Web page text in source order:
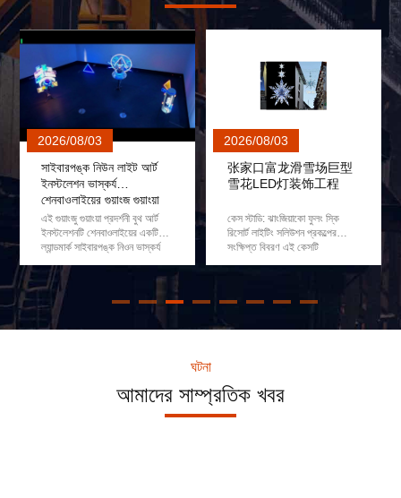
বিল্ডিং অ্যাডাপ্টেবিলিটির জন্য কাস্টমাইজড আলোকিত স্টেইনলেস স্টিল ট্রি আরবর উইথ
স্থাপত্য উদ্যানের জন্য ক্যানোপি সহ বাগান আসবাবপত্র উজ্জ্বল স্টেইনলেস স্টিল গাছ
বড় আউটডোর স্পাইরাল রিং ভাস্কর্য - বাণিজ্যিক ল্যান্ডস্কেপ আলো জন্য রঙ গ্রেডিয়েন্ট
পালিশ করা আয়না পৃষ্ঠ সহ এলইডি আলোকিত স্টেইনলেস স্টিলের ড্যান্ডেলিয়ন ভাস্কর্য
বিমূর্ত ফুলের ভাস্কর্য | আধুনিক স্থাপত্য সজ্জা | স্টেইনলেস স্টিল/অ্যালুমিনিয়াম | স্থপতি
বিমূর্ত ফুলের ভাস্কর্য | আধুনিক স্থাপত্য সজ্জা | স্টেইনলেস স্টিল/অ্যালুমিনিয়াম | স্থপতি
ফ্রস্টেড এলইডি ক্রিসমাস ট্রি ভাস্কর্য - আউটডোর আর্কিটেকচারাল ল্যান্ডস্কেপের জন্য
বিলাসবহুল হোটেল সৌন্দর্যঃ বিলাসবহুল হোটেল স্টেইনলেস স্টীল Arbor একটি অত্যাশ্চর্য
চোখ ধাঁধানো বাণিজ্যিক কেন্দ্রের স্টেইনলেস স্টিলের ভাস্কর্য: শপিং মলের জন্য সেরা
জমকালো আউটডোর তুষারপাত লাইট ক্রিসমাস সজ্জা - ভবনের বাহ্যিক সম্মুখভাগের জন্য
03
নিউন লাইট আর্ট
ভাস্কর্য
গুয়াংজু গুয়াংয়া
বুথের জন্য কাস্টম
গুয়াংয়া প্রদর্শনী বুথ আর্ট
শেনবাওলাইয়ের একটি
সাইবারপঙ্ক নিওন ভাস্কর্য
সালের মধ্যে গুগল
সাথে মিলে যাবেতিনটি
করা আলোর ভাস্কর্যগুলি
শো প্রদর্শনের জন্য তৈরি
যা জ্যামিতিক আলোক
2026/08/03
张家口富龙滑雪场巨型
雪花LED灯装饰工程
কেস স্টাডি: ঝাংজিয়াকো ফুলং স্কি
রিসোর্ট লাইটিং সলিউশন প্রকল্পের
সংক্ষিপ্ত বিবরণ এই কেসটি
লাইটিং সলিউশন ঝাংজিয়াকো ফুলং স্কি
রিসোর্টের জন্য প্রদর্শন করে, যার মধ্যে
রয়েছে জায়ান্ট লেয়ার্ড 3D স্নোফ্লেক
LED ক্যানোপি লাইট এর ডিজাইন,
উৎপাদন এবং ইনস্টলেশন, রিসোর্টের প...
ডংগুয়ান
এফআরপি
ইনস্টলেশন
ট্রেড কমপ্লেক্স
প্রকল্পের জন্য
ক্ষেত্রে
সম্পূর্ণরূপে
চাহিদা:
ঘটনা
আমাদের সাম্প্রতিক খবর